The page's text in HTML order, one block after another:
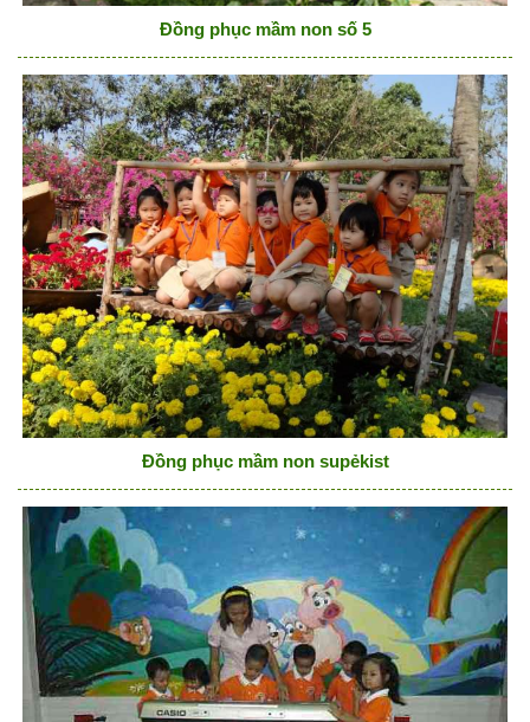
Đồng phục mầm non số 5
Đồng phục mầm non supẻkist